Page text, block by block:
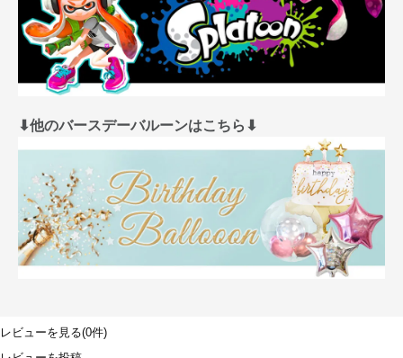
⬇︎他のバースデーバルーンはこちら⬇︎
レビューを見る(0件)